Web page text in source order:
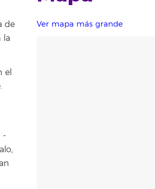
de
la
el
-
Ver mapa más grande